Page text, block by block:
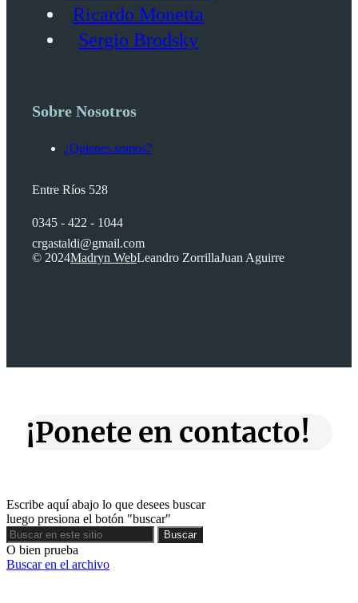
Ricardo Monetta
Sergio Brodsky
Sobre Nosotros
¿Quienes somos?
Entre Ríos 528
0345 - 422 - 1044
crgastaldi@gmail.com
© 2024Madryn WebLeandro ZorrillaJuan Aguirre
¡Ponete en contacto!
Escribe aquí abajo lo que desees buscar
luego presiona el botón "buscar"
Buscar
Buscar
O bien prueba
Buscar en el archivo